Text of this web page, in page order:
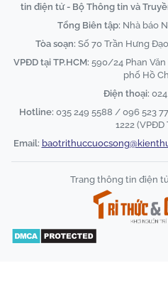
tin điện tử - Bộ Thông tin và
Tổng Biên tập: Nhà báo
Tòa soạn: Số 70 Trần Hưng
VPĐD tại TP.HCM: 590/24 Phan
phố Hồ
Điện thoại:
Hotline: 035 249 5588 / 096 523
1222 (VPĐD
Email:
Trang thông tin điện